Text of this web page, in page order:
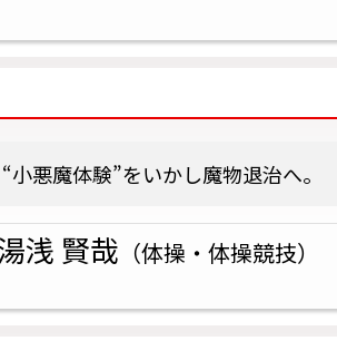
“小悪魔体験”をいかし魔物退治へ。
浅 賢哉 （体操・体操競技）